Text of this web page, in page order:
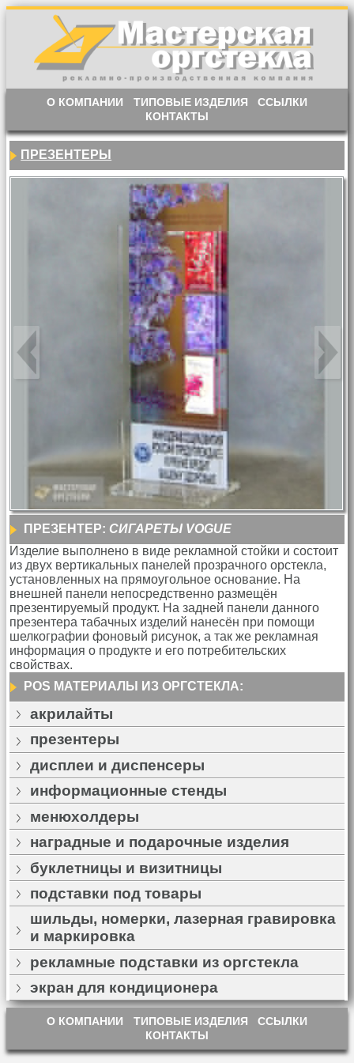
О КОМПАНИИ ТИПОВЫЕ ИЗДЕЛИЯ
ССЫЛКИ
КОНТАКТЫ
ПРЕЗЕНТЕРЫ
ПРЕЗЕНТЕР: СИГАРЕТЫ VOGUE
Изделие выполнено в виде рекламной стойки и состоит
из двух вертикальных панелей прозрачного орстекла,
установленных на прямоугольное основание. На
внешней панели непосредственно размещён
презентируемый продукт. На задней панели данного
презентера табачных изделий нанесён при помощи
шелкографии фоновый рисунок, а так же рекламная
информация о продукте и его потребительских
свойствах.
POS МАТЕРИАЛЫ ИЗ ОРГСТЕКЛА:
акрилайты
презентеры
дисплеи и диспенсеры
информационные стенды
менюхолдеры
наградные и подарочные изделия
буклетницы и визитницы
подставки под товары
шильды, номерки, лазерная гравировка
и маркировка
рекламные подставки из оргстекла
экран для кондиционера
О КОМПАНИИ ТИПОВЫЕ ИЗДЕЛИЯ
ССЫЛКИ
КОНТАКТЫ